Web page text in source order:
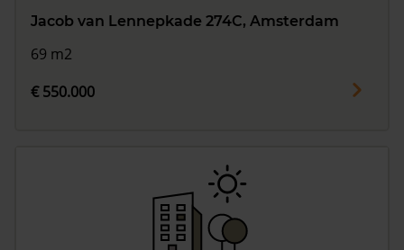
Jacob van Lennepkade 274C, Amsterdam
69 m2
€ 550.000